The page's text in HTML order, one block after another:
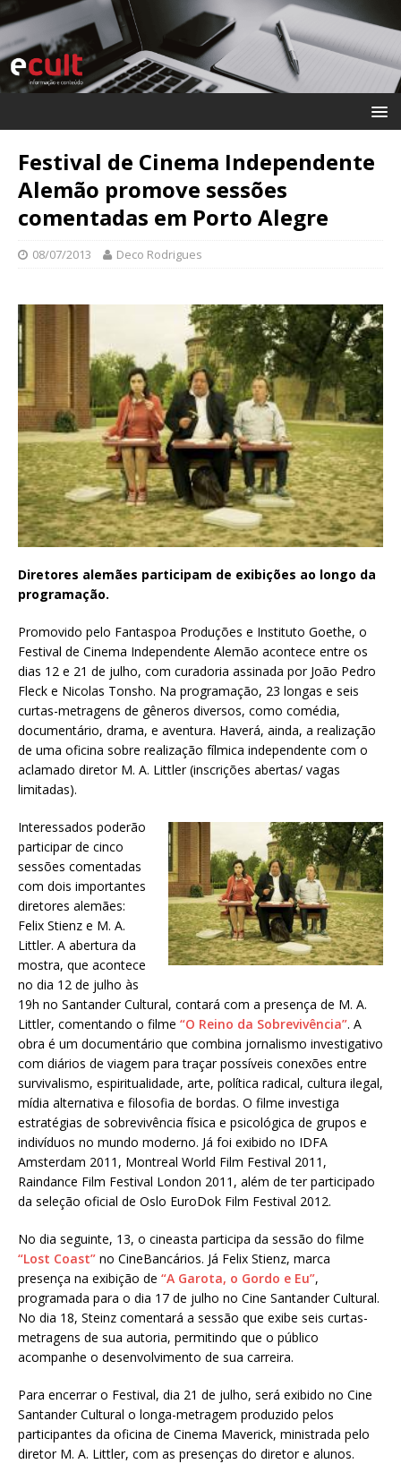
Festival de Cinema Independente
Alemão promove sessões
comentadas em Porto Alegre
08/07/2013 Deco Rodrigues
Diretores alemães participam de exibições ao longo da
programação.
Promovido pelo Fantaspoa Produções e Instituto Goethe, o
Festival de Cinema Independente Alemão acontece entre os
dias 12 e 21 de julho, com curadoria assinada por João Pedro
Fleck e Nicolas Tonsho. Na programação, 23 longas e seis
curtas-metragens de gêneros diversos, como comédia,
documentário, drama, e aventura. Haverá, ainda, a realização
de uma oficina sobre realização fílmica independente com o
aclamado diretor M. A. Littler (inscrições abertas/ vagas
limitadas).
Interessados poderão
participar de cinco
sessões comentadas
com dois importantes
diretores alemães:
Felix Stienz e M. A.
Littler. A abertura da
mostra, que acontece
no dia 12 de julho às
19h no Santander Cultural, contará com a presença de M. A.
Littler, comentando o filme “O Reino da Sobrevivência”. A
obra é um documentário que combina jornalismo investigativo
com diários de viagem para traçar possíveis conexões entre
survivalismo, espiritualidade, arte, política radical, cultura ilegal,
mídia alternativa e filosofia de bordas. O filme investiga
estratégias de sobrevivência física e psicológica de grupos e
indivíduos no mundo moderno. Já foi exibido no IDFA
Amsterdam 2011, Montreal World Film Festival 2011,
Raindance Film Festival London 2011, além de ter participado
da seleção oficial de Oslo EuroDok Film Festival 2012.
No dia seguinte, 13, o cineasta participa da sessão do filme
“Lost Coast” no CineBancários. Já Felix Stienz, marca
presença na exibição de “A Garota, o Gordo e Eu”,
programada para o dia 17 de julho no Cine Santander Cultural.
No dia 18, Steinz comentará a sessão que exibe seis curtas-
metragens de sua autoria, permitindo que o público
acompanhe o desenvolvimento de sua carreira.
Para encerrar o Festival, dia 21 de julho, será exibido no Cine
Santander Cultural o longa-metragem produzido pelos
participantes da oficina de Cinema Maverick, ministrada pelo
diretor M. A. Littler, com as presenças do diretor e alunos.